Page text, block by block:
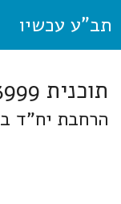
תב"ע עכשיו
תוכנית 101-0073999 ירושלים
הרחבת יח"ד ברח'